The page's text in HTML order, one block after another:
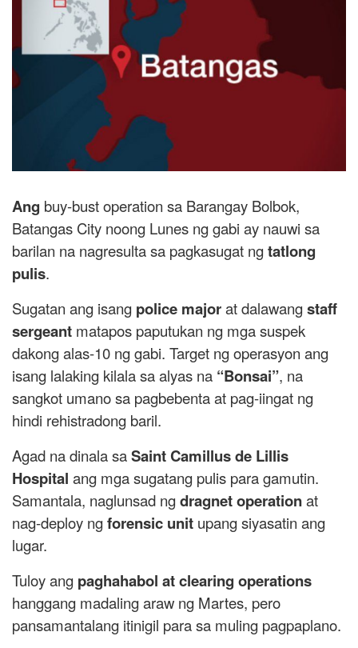
Ang buy-bust operation sa Barangay Bolbok,
Batangas City noong Lunes ng gabi ay nauwi sa
barilan na nagresulta sa pagkasugat ngtatlong
pulis.
Sugatan ang isang police majorat dalawangstaff
sergeant matapos paputukan ng mga suspek
dakong alas-10 ng gabi. Target ng operasyon ang
isang lalaking kilala sa alyas na “Bonsai”, na
sangkot umano sa pagbebenta at pag-iingat ng
hindi rehistradong baril.
Agad na dinala saSaint Camillus de Lillis
Hospital ang mga sugatang pulis para gamutin.
Samantala, naglunsad ngdragnet operationat
nag-deploy ngforensic unit upang siyasatin ang
lugar.
Tuloy ang paghahabol at clearing operations
hanggang madaling araw ng Martes, pero
pansamantalang itinigil para sa muling pagpaplano.